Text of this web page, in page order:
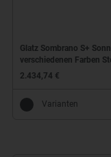
Glatz Sombrano S+
verschiedenen Farben
2.434,74 €
Varianten